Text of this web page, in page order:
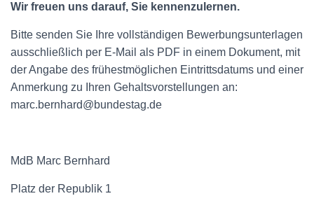
Wir freuen uns darauf, Sie kennenzulernen.
Bitte senden Sie Ihre vollständigen Bewerbungsunterlagen
ausschließlich per E-Mail als PDF in einem Dokument, mit
der Angabe des frühestmöglichen Eintrittsdatums und einer
Anmerkung zu Ihren Gehaltsvorstellungen an:
marc.bernhard@bundestag.de
MdB Marc Bernhard
Platz der Republik 1